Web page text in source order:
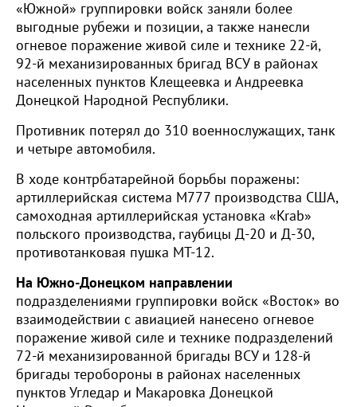
«Южной» группировки войск заняли более
выгодные рубежи и позиции, а также нанесли
огневое поражение живой силе и технике 22-й,
92-й механизированных бригад ВСУ в районах
населенных пунктов Клещеевка и Андреевка
Донецкой Народной Республики.
Противник потерял до 310 военнослужащих, танк
и четыре автомобиля.
В ходе контрбатарейной борьбы поражены:
артиллерийская система М777 производства США,
самоходная артиллерийская установка «Krab»
польского производства, гаубицы Д-20 и Д-30,
противотанковая пушка МТ-12.
На Южно-Донецком направлении
подразделениями группировки войск «Восток» во
взаимодействии с авиацией нанесено огневое
поражение живой силе и технике подразделений
72-й механизированной бригады ВСУ и 128-й
бригады теробороны в районах населенных
пунктов Угледар и Макаровка Донецкой